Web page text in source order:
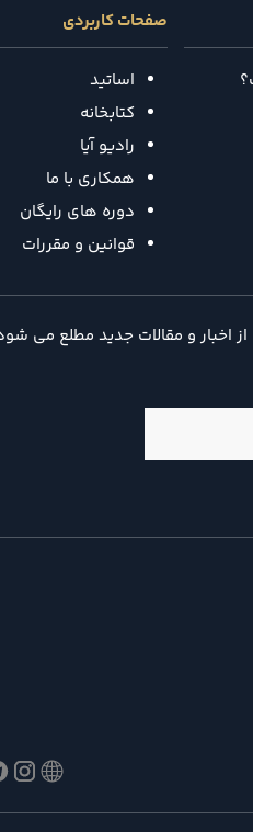
صفحات کاربردی
اساتید
کتابخانه
رادیو آیا
همکاری با ما
دوره های رایگان
قوانین و مقررات
اخبار و مقالات جدید مطلع می